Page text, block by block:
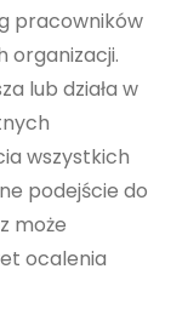
pracowników
organizacji.
lub działa w
wszystkich
podejście do
może
ocalenia